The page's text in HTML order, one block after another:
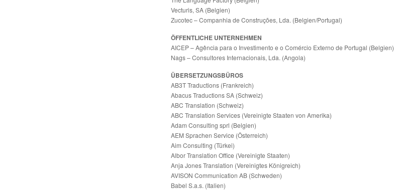
Vecturis, SA (Belgien)
Zucotec – Companhia de Construções, Lda. (Belgien/Portugal)
ÖFFENTLICHE UNTERNEHMEN
AICEP – Agência para o Investimento e o Comércio Externo de Portugal (Belgien)
Nags – Consultores Internacionais, Lda. (Angola)
ÜBERSETZUNGSBÜROS
AB3T Traductions (Frankreich)
Abacus Traductions SA (Schweiz)
ABC Translation (Schweiz)
ABC Translation Services (Vereinigte Staaten von Amerika)
Adam Consulting sprl (Belgien)
AEM Sprachen Service (Österreich)
Aim Consulting (Türkei)
Albor Translation Office (Vereinigte Staaten)
Anja Jones Translation (Vereinigtes Königreich)
AVISON Communication AB (Schweden)
Babel S.a.s. (Italien)